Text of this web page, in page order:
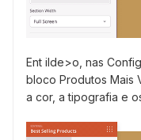
Ent ilde>o, nas
bloco Produtos Mais
a cor, a tipografia e